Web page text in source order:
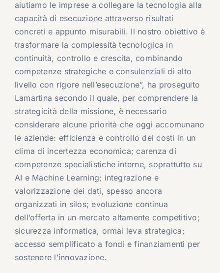
aiutiamo le imprese a collegare la tecnologia alla
capacità di esecuzione attraverso risultati
concreti e appunto misurabili. Il nostro obiettivo è
trasformare la complessità tecnologica in
continuità, controllo e crescita, combinando
competenze strategiche e consulenziali di alto
livello con rigore nell’esecuzione”, ha proseguito
Lamartina secondo il quale, per comprendere la
strategicità della missione, è necessario
considerare alcune priorità che oggi accomunano
le aziende: efficienza e controllo dei costi in un
clima di incertezza economica; carenza di
competenze specialistiche interne, soprattutto su
AI e Machine Learning; integrazione e
valorizzazione dei dati, spesso ancora
organizzati in silos; evoluzione continua
dell’offerta in un mercato altamente competitivo;
sicurezza informatica, ormai leva strategica;
accesso semplificato a fondi e finanziamenti per
sostenere l’innovazione.